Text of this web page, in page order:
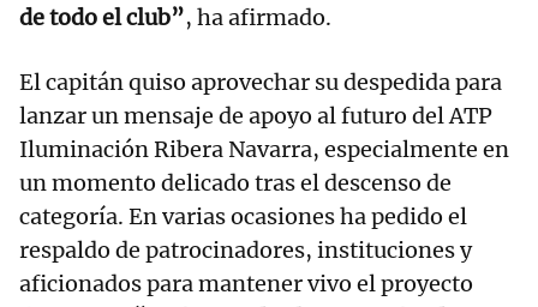
de todo el club”, ha afirmado.
El capitán quiso aprovechar su despedida para
lanzar un mensaje de apoyo al futuro del ATP
Iluminación Ribera Navarra, especialmente en
un momento delicado tras el descenso de
categoría. En varias ocasiones ha pedido el
respaldo de patrocinadores, instituciones y
aficionados para mantener vivo el proyecto